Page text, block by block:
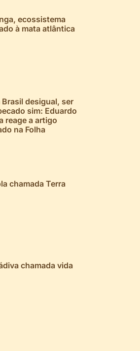
ecossistema
à mata atlântica
Brasil desigual, ser
sim: Eduardo
reage a artigo
na Folha
chamada Terra
chamada vida